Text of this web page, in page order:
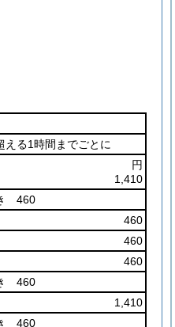
える1時間までごとに
円
1,410
460
460
460
460
460
1,410
460